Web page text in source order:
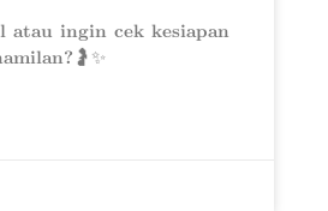
atau ingin cek kesiapan